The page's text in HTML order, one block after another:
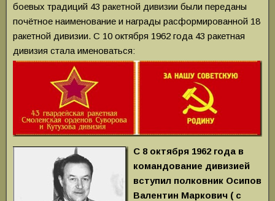
боевых традиций 43 ракетной дивизии были переданы
почётное наименование и награды расформированной 18
ракетной дивизии. С 10 октября 1962 года 43 ракетная
дивизия стала именоваться:
С 8 октября 1962 года в
командование дивизией
вступил полковник Осипов
Валентин Маркович ( с